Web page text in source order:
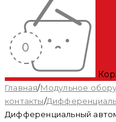
Главная/Модульное
контакты/
Дифференциальный